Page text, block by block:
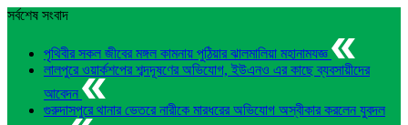
সর্বশেষ সংবাদ
পৃথিবীর সকল জীবের মঙ্গল কামনায় পুঠিয়ার ঝালমালিয়া মহানামযজ্ঞ
লালপুরে ওয়ার্কশপের শব্দদূষণের অভিযোগ, ইউএনও এর কাছে ব্যবসায়ীদের
আবেদন
গুরুদাসপুরে থানার ভেতরে নারীকে মারধরের অভিযোগ অস্বীকার করলেন যুবদল